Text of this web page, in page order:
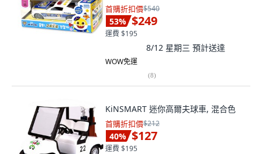
首購折扣價$540
53% $249
運費 $195
8/12 星期三 預計送達
WOW免運
(8)
KiNSMART 迷你高爾夫球車, 混合色
首購折扣價$212
40% $127
運費 $195